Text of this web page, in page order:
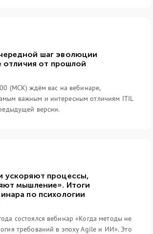
шаг эволюции
отличия от прошлой
(МСК) ждём вас на вебинаре,
важным и интересным отличиям ITIL
версии.
ускоряют процессы,
мышление». Итоги
по психологии
состоялся вебинар «Когда методы не
требований в эпоху Agile и ИИ». Это